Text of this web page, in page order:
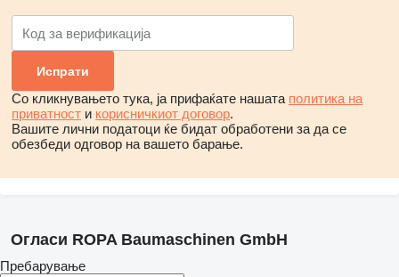
Со кликнувањето тука, ја прифаќате нашата политика на
приватност и корисничкиот договор.
Вашите лични податоци ќе бидат обработени за да се
обезбеди одговор на вашето барање.
Огласи ROPA Baumaschinen GmbH
Пребарување